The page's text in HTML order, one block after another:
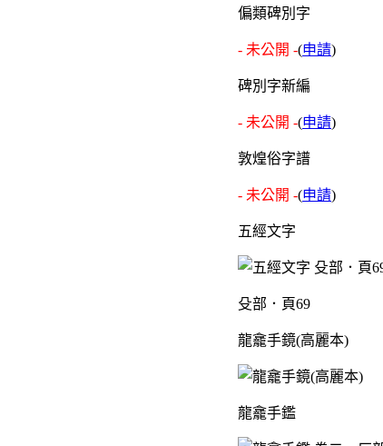
偏類碑別字
- 未公開 -(申請)
碑別字新編
- 未公開 -(申請)
敦煌俗字譜
- 未公開 -(申請)
五經文字
殳部．頁69
龍龕手鏡(高麗本)
龍龕手鑑